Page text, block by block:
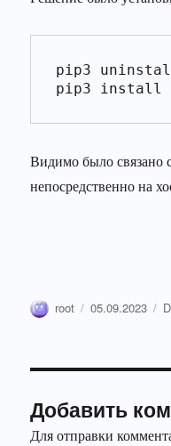
pip3
pip3 install
Видимо было связано
непосредственно на
Автор
root Опубликовано
05.09.2023
Добавить
Для отправки